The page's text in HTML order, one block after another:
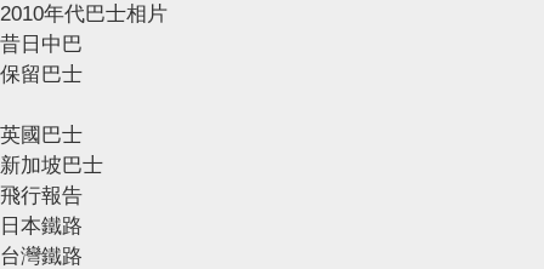
2010年代巴士相片
昔日中巴
保留巴士
英國巴士
新加坡巴士
飛行報告
日本鐵路
台灣鐵路